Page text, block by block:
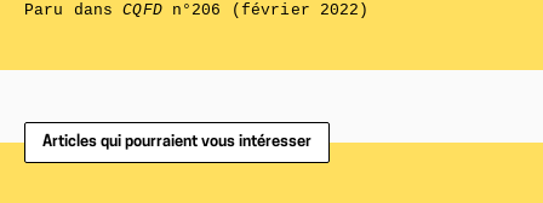
Paru dansCQFDn°206 (février 2022)
Articles qui pourraient vous intéresser